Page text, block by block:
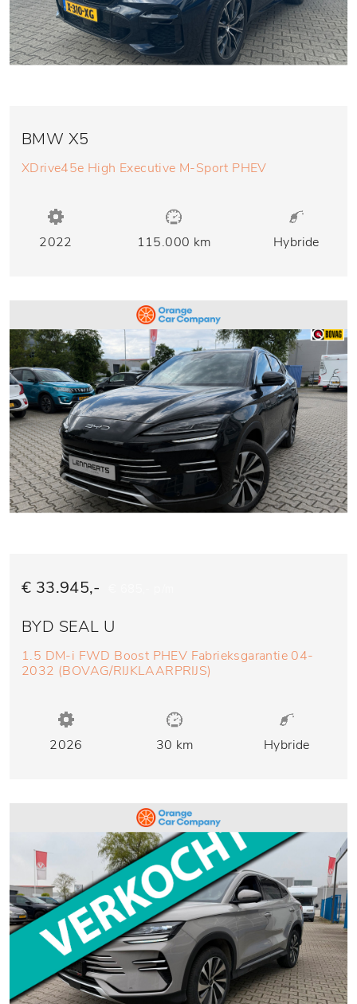
BMW X5
XDrive45e High Executive M-Sport PHEV
2022 115.000 km Hybride
€ 33.945,-
BYD SEAL U
1.5 DM-i FWD Boost PHEV Fabrieksgarantie 04-
2032 (BOVAG/RIJKLAARPRIJS)
2026 30 km Hybride